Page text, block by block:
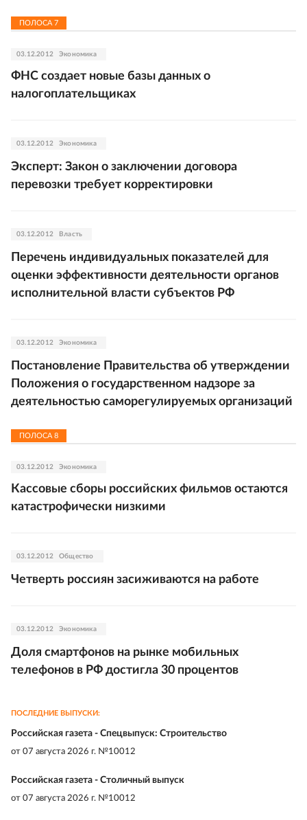
ПОЛОСА 7
03.12.2012 Экономика
ФНС создает новые базы данных о
налогоплательщиках
03.12.2012 Экономика
Эксперт: Закон о заключении договора
перевозки требует корректировки
03.12.2012 Власть
Перечень индивидуальных показателей для
оценки эффективности деятельности органов
исполнительной власти субъектов РФ
03.12.2012 Экономика
Постановление Правительства об утверждении
Положения о государственном надзоре за
деятельностью саморегулируемых организаций
ПОЛОСА 8
03.12.2012 Экономика
Кассовые сборы российских фильмов остаются
катастрофически низкими
03.12.2012 Общество
Четверть россиян засиживаются на работе
03.12.2012 Экономика
Доля смартфонов на рынке мобильных
телефонов в РФ достигла 30 процентов
ПОСЛЕДНИЕ ВЫПУСКИ:
Российская газета - Спецвыпуск: Строительство
от 07 августа 2026 г. №10012
Российская газета - Столичный выпуск
от 07 августа 2026 г. №10012